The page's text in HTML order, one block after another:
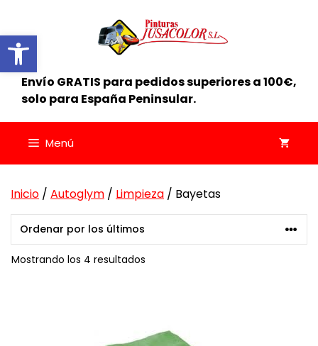
Abrir barra de herramientas
contenido
Envío GRATIS para pedidos superiores a 100€,
solo para España Peninsular.
Menú
Inicio / Autoglym / Limpieza / Bayetas
Mostrando los 4 resultados